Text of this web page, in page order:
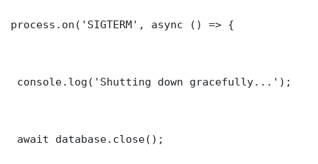
process.on('SIGTERM', async () => {
console.log('Shutting down gracefully...');
await database.close();